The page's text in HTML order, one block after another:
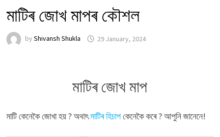
মাটিৰ জোখ মাপৰ কৌশল
by Shivansh Shukla 29 January, 2024
মাটিৰ জোখ মাপ
মাটি কেনেকৈ জোখা হয় ? অথাৎমাটিৰ হিচাপকেনেকৈ কৰে ? আপুনি জানেনে!